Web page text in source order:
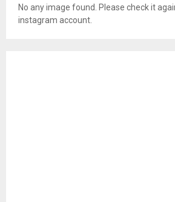
No any image found. Please check it
instagram account.